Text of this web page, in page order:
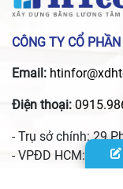
CÔNG TY CỔ
Email:
Điện thoại:
- Trụ sở chính: 29
- VPĐD HCM: 24